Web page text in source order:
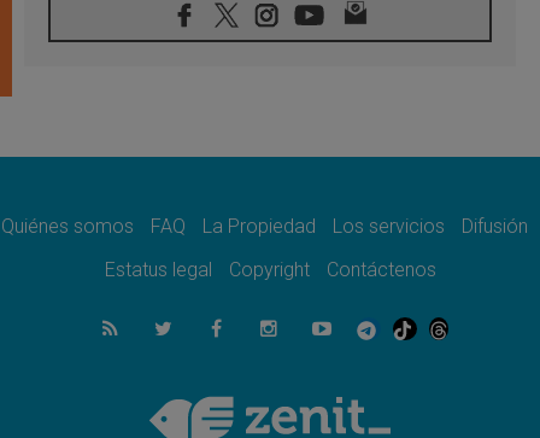
08.08.2026
En Colombia, «la paz no se compra con una
08.08.2026
08.08.2026
del Buen Consejo de Genazzano
Filipinas: el Vicariato Apostólico de Calapán
se convierte en diócesis
Honduras: Los desplazados invisibles de una
crisis olvidada
Quiénes somos FAQ La Propiedad Los servicios
Difusión
Estatus legal
Copyright Contáctenos